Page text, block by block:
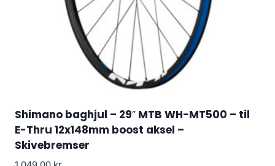
Shimano baghjul – 29″ MTB WH-MT500 – til
E-Thru 12x148mm boost aksel –
Skivebremser